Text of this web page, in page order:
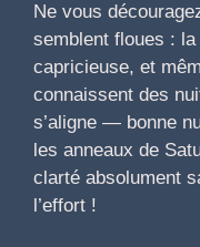
Ne vous
semblent floues :
capricieuse, et
connaissent des
s’aligne — bonne
les anneaux de
clarté absolument
l’effort !